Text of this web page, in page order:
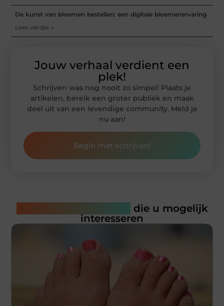
De kunst van bloemen bestellen: een digitale bloemenervaring
Lees verder »
Jouw verhaal verdient een
plek!
Schrijven was nog nooit zo simpel! Plaats je
artikelen, bereik een groter publiek en maak
deel uit van een levendige community. Meld je
nu aan!
Begin met schrijven!
die u mogelijk
interesseren